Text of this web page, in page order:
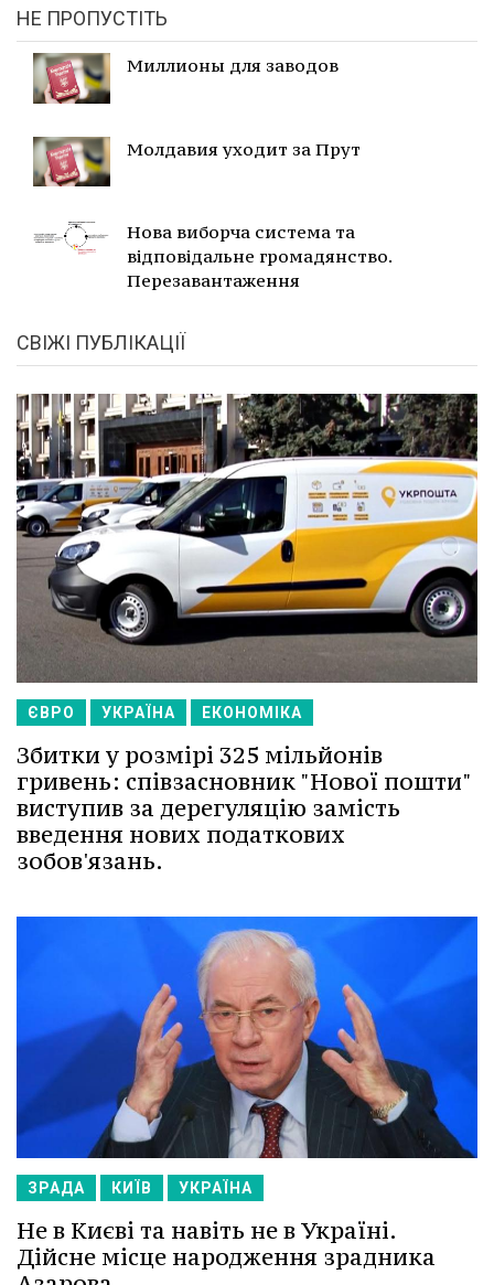
НЕ ПРОПУСТІТЬ
Миллионы для заводов
Молдавия уходит за Прут
Нова виборча система та
відповідальне громадянство.
Перезавантаження
СВІЖІ ПУБЛІКАЦІЇ
ЄВРО УКРАЇНА ЕКОНОМІКА
Збитки у розмірі 325 мільйонів
гривень: співзасновник "Нової пошти"
виступив за дерегуляцію замість
введення нових податкових
зобов'язань.
ЗРАДА КИЇВ УКРАЇНА
Не в Києві та навіть не в Україні.
Дійсне місце народження зрадника